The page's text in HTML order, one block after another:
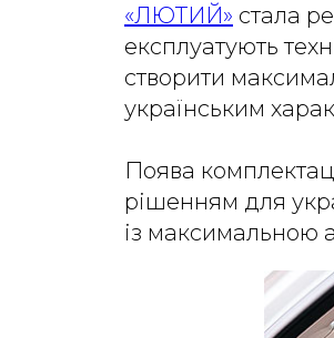
«ЛЮТИЙ» стала
експлуатують
створити
українським
Поява
рішенням для
із максимальною